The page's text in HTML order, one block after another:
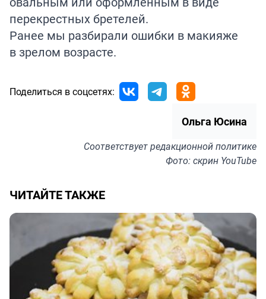
перекрестных бретелей.
Ранее мы разбирали ошибки в макияже
в зрелом возрасте.
Поделиться в соцсетях:
Ольга Юсина
Соответствуетредакционной политике
Фото: скрин YouTube
ЧИТАЙТЕ ТАКЖЕ